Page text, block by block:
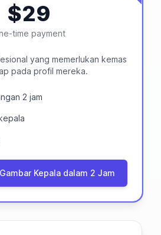
$29
time payment
yang memerlukan kemas
pada profil mereka.
2 jam
Kepala dalam 2 Jam